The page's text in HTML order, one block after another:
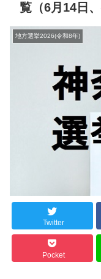
覧（6月14日
地方選挙2026(令和8年)
Twitter
Pocket